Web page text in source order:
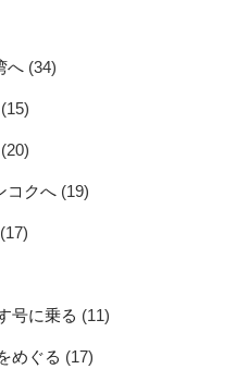
へ (34)
(15)
(20)
コクへ (19)
(17)
号に乗る (11)
めぐる (17)